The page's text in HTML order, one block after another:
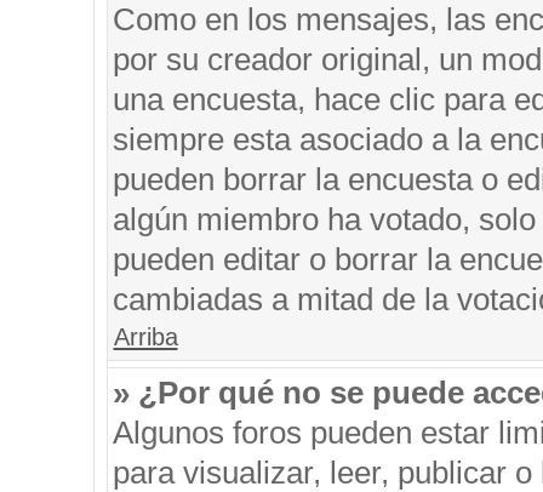
Como en los mensajes, las
por su creador original, un
una encuesta, hace clic para
siempre esta asociado a la
pueden borrar la encuesta o
algún miembro ha votado,
pueden editar o borrar la
cambiadas a mitad de la
Arriba
» ¿Por qué no se puede
Algunos foros pueden estar
para visualizar, leer, publicar